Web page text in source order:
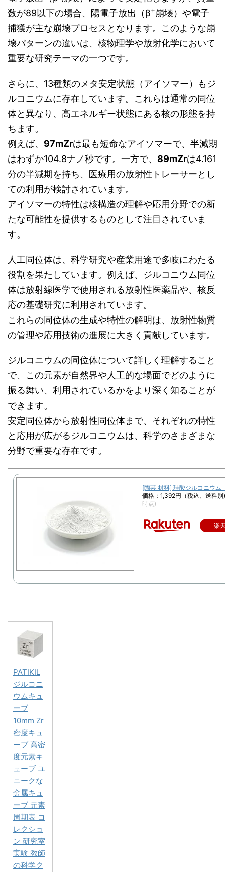
数が89以下の場合、陽電子放出（β+崩壊）や電子
捕獲が主な崩壊プロセスとなります。このような崩
壊パターンの違いは、核物理学や放射化学において
重要な研究テーマの一つです。
さらに、13種類のメタ安定状態（アイソマー）もジ
ルコニウムに存在しています。これらは通常の同位
体と異なり、高エネルギー状態にある核の形態を持
ちます。
例えば、 97mZrは最も短命なアイソマーで、半減期
はわずか104.8ナノ秒です。一方で、 89mZrは4.161
分の半減期を持ち、医療用の放射性トレーサーとし
ての利用が検討されています。
アイソマーの特性は核構造の理解や応用分野での新
たな可能性を提供するものとして注目されていま
す。
人工同位体は、科学研究や産業用途で多岐にわたる
役割を果たしています。例えば、ジルコニウム同位
体は放射線医学で使用される放射性医薬品や、核反
応の基礎研究に利用されています。
これらの同位体の生成や特性の解明は、放射性物質
の管理や応用技術の進展に大きく貢献しています。
ジルコニウムの同位体について詳しく理解すること
で、この元素が自然界や人工的な場面でどのように
振る舞い、利用されているかをより深く知ることが
できます。
安定同位体から放射性同位体まで、それぞれの特性
と応用が広がるジルコニウムは、科学のさまざまな
分野で重要な存在です。
[陶芸 材料] 珪酸ジルコニウ
価格：1,392円（税込、送料
時点)
楽
PATIKIL
ジルコニ
ウムキュ
ーブ
10mm Zr
密度キュ
ーブ 高密
度元素キ
ューブ ユ
ニークな
金属キュ
ーブ 元素
周期表 コ
レクショ
ン 研究室
実験 教師
の科学ク